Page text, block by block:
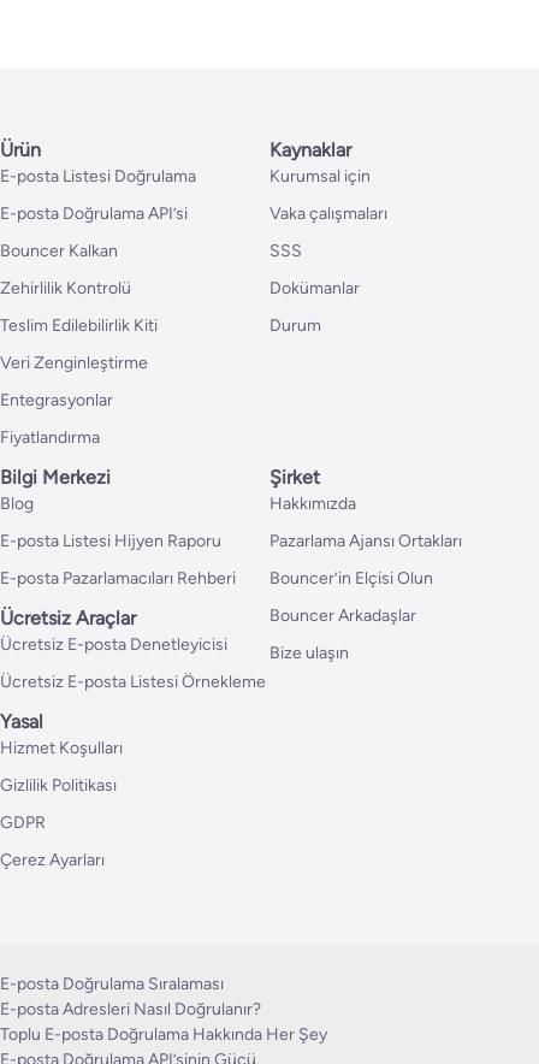
Ürün
E-posta Listesi Doğrulama
E-posta Doğrulama API’si
Bouncer Kalkan
Zehirlilik Kontrolü
Teslim Edilebilirlik Kiti
Veri Zenginleştirme
Entegrasyonlar
Fiyatlandırma
Kaynaklar
Kurumsal için
Vaka çalışmaları
SSS
Dokümanlar
Durum
Bilgi Merkezi
Blog
E-posta Listesi Hijyen Raporu
E-posta Pazarlamacıları Rehberi
Ücretsiz Araçlar
Ücretsiz E-posta Denetleyicisi
Ücretsiz E-posta Listesi Örnekleme
Şirket
Hakkımızda
Pazarlama Ajansı Ortakları
Bouncer’in Elçisi Olun
Bouncer Arkadaşlar
Bize ulaşın
Yasal
Hizmet Koşulları
Gizlilik Politikası
GDPR
Çerez Ayarları
E-posta Doğrulama Sıralaması
E-posta Adresleri Nasıl Doğrulanır?
Toplu E-posta Doğrulama Hakkında Her Şey
E-posta Doğrulama API’sinin Gücü